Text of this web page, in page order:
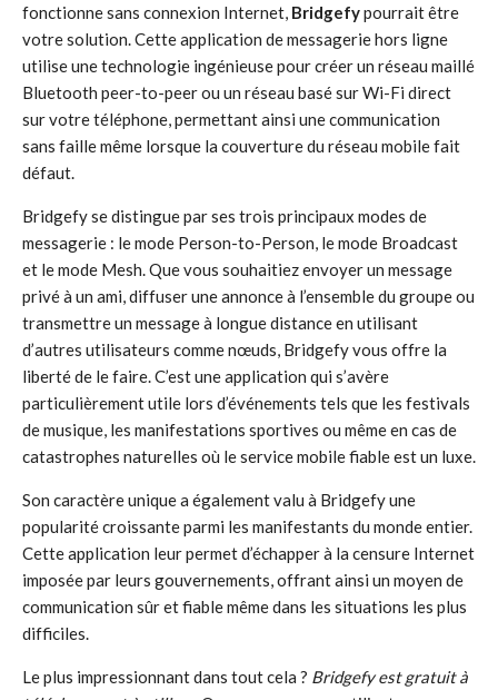
fonctionne sans connexion Internet, Bridgefypourrait être
votre solution. Cette application de messagerie hors ligne
utilise une technologie ingénieuse pour créer un réseau maillé
Bluetooth peer-to-peer ou un réseau basé sur Wi-Fi direct
sur votre téléphone, permettant ainsi une communication
sans faille même lorsque la couverture du réseau mobile fait
défaut.
Bridgefy se distingue par ses trois principaux modes de
messagerie : le mode Person-to-Person, le mode Broadcast
et le mode Mesh. Que vous souhaitiez envoyer un message
privé à un ami, diffuser une annonce à l’ensemble du groupe ou
transmettre un message à longue distance en utilisant
d’autres utilisateurs comme nœuds, Bridgefy vous offre la
liberté de le faire. C’est une application qui s’avère
particulièrement utile lors d’événements tels que les festivals
de musique, les manifestations sportives ou même en cas de
catastrophes naturelles où le service mobile fiable est un luxe.
Son caractère unique a également valu à Bridgefy une
popularité croissante parmi les manifestants du monde entier.
Cette application leur permet d’échapper à la censure Internet
imposée par leurs gouvernements, offrant ainsi un moyen de
communication sûr et fiable même dans les situations les plus
difficiles.
Le plus impressionnant dans tout cela ? Bridgefy est gratuit à